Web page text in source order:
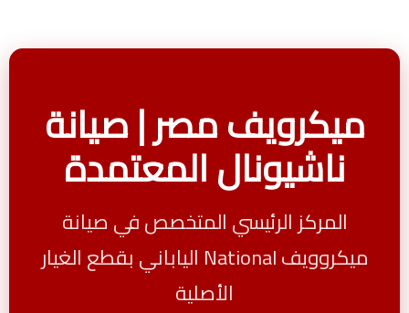
ميكرويف مصر | صيانة
ناشيونال المعتمدة
المركز الرئيسي المتخصص في صيانة
ميكروويف National الياباني بقطع الغيار
الأصلية